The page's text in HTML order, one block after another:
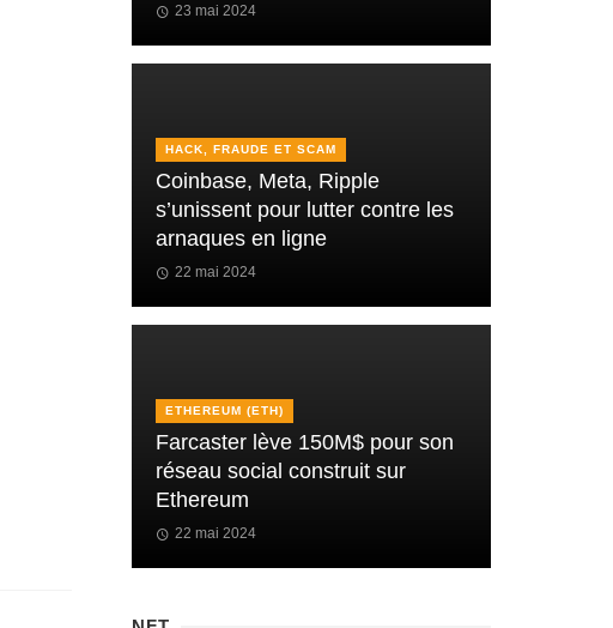
23 mai 2024
HACK, FRAUDE ET SCAM
Coinbase, Meta, Ripple
s’unissent pour lutter contre les
arnaques en ligne
22 mai 2024
ETHEREUM (ETH)
Farcaster lève 150M$ pour son
réseau social construit sur
Ethereum
22 mai 2024